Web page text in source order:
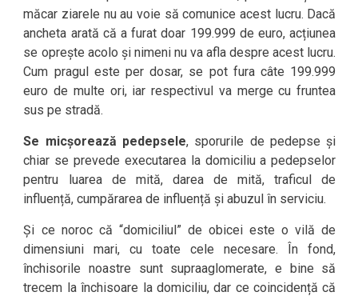
măcar ziarele nu au voie să comunice acest lucru. Dacă
ancheta arată că a furat doar 199.999 de euro, acțiunea
se oprește acolo și nimeni nu va afla despre acest lucru.
Cum pragul este per dosar, se pot fura câte 199.999
euro de multe ori, iar respectivul va merge cu fruntea
sus pe stradă.
Se micșorează pedepsele, sporurile de pedepse și
chiar se prevede executarea la domiciliu a pedepselor
pentru luarea de mită, darea de mită, traficul de
influență, cumpărarea de influență și abuzul în serviciu.
Și ce noroc că “domiciliul” de obicei este o vilă de
dimensiuni mari, cu toate cele necesare. În fond,
închisorile noastre sunt supraaglomerate, e bine să
trecem la închisoare la domiciliu, dar ce coincidență că